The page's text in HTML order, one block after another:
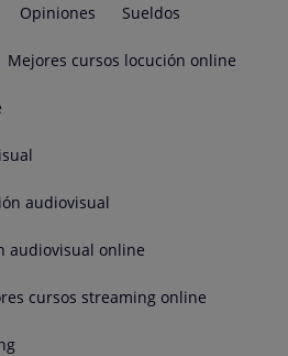
Opiniones Sueldos
Mejores cursos locución online
audiovisual
audiovisual online
cursos streaming online